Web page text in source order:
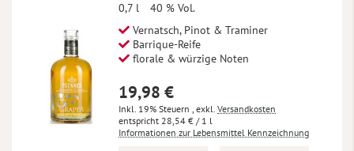
0,7 l
40 % Vol.
Vernatsch, Pinot & Traminer
Barrique-Reife
florale & würzige Noten
19,98 €
Inkl. 19% Steuern , exkl. Versandkosten
28,54 € / 1 l
Informationen zur Lebensmittel Kennzeichnung